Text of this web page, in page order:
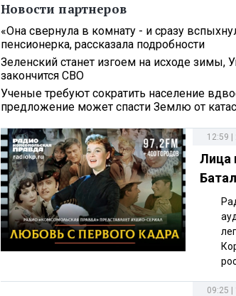
Новости партнеров
«Она свернула в комнату - и сразу
пенсионерка, рассказала подробности
Зеленский станет изгоем на исходе зимы,
закончится СВО
Ученые требуют сократить население
предложение может спасти Землю от
12:59 |
Лица
09:25 |